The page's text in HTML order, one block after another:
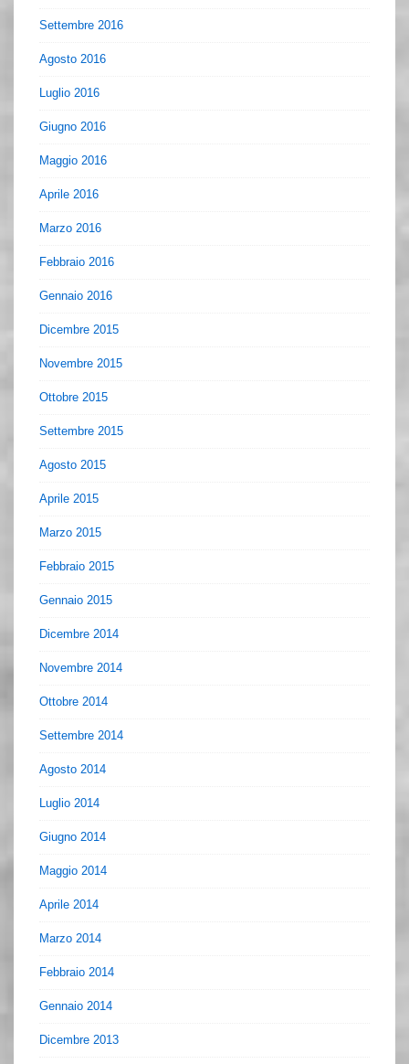
Settembre 2016
Agosto 2016
Luglio 2016
Giugno 2016
Maggio 2016
Aprile 2016
Marzo 2016
Febbraio 2016
Gennaio 2016
Dicembre 2015
Novembre 2015
Ottobre 2015
Settembre 2015
Agosto 2015
Aprile 2015
Marzo 2015
Febbraio 2015
Gennaio 2015
Dicembre 2014
Novembre 2014
Ottobre 2014
Settembre 2014
Agosto 2014
Luglio 2014
Giugno 2014
Maggio 2014
Aprile 2014
Marzo 2014
Febbraio 2014
Gennaio 2014
Dicembre 2013